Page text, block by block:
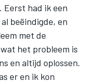
Eerst had ik een
beëindigde, en
met de
het probleem is
en altijd oplossen.
er en ik kon